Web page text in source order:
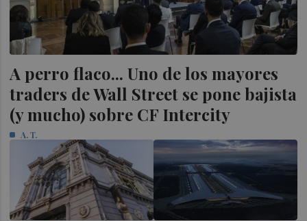
A perro flaco... Uno de los mayores
traders de Wall Street se pone bajista
(y mucho) sobre CF Intercity
A. T.